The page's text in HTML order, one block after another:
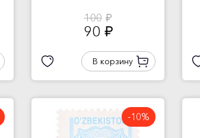
100 руб.
90 руб.
В корзину
-10%